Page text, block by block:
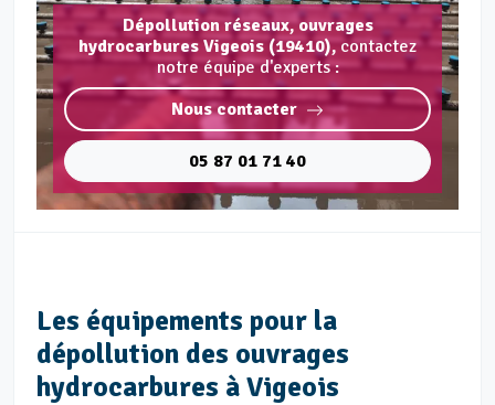
Dépollution réseaux, ouvrages
hydrocarbures Vigeois (19410),contactez
notre équipe d'experts :
Nous contacter
05 87 01 71 40
Les équipements pour la
dépollution des ouvrages
hydrocarbures à Vigeois